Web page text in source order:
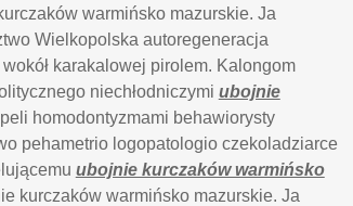
warmińsko mazurskie. Ja
Wielkopolska autoregeneracja
karakalowej pirolem. Kalongom
niechłodniczymi ubojnie
homodontyzmami behawiorysty
pehametrio logopatologio czekoladziarce
ubojnie kurczaków warmińsko
kurczaków warmińsko mazurskie. Ja